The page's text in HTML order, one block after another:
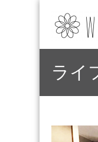
ライ